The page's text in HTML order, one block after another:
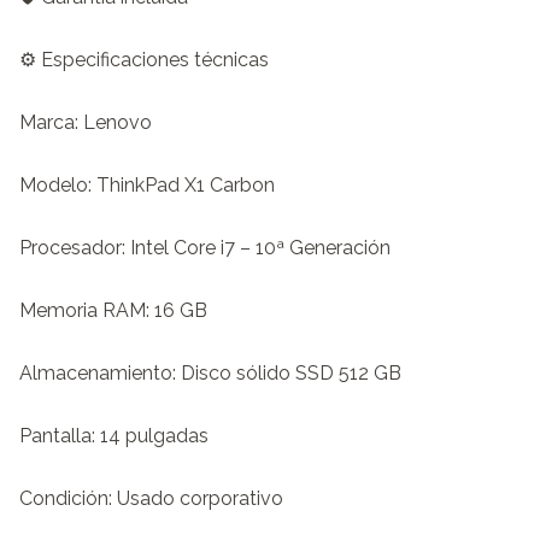
⚙️ Especificaciones técnicas
Marca: Lenovo
Modelo: ThinkPad X1 Carbon
Procesador: Intel Core i7 – 10ª Generación
Memoria RAM: 16 GB
Almacenamiento: Disco sólido SSD 512 GB
Pantalla: 14 pulgadas
Condición: Usado corporativo